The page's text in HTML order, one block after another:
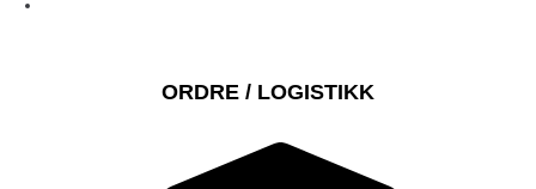
ORDRE / LOGISTIKK